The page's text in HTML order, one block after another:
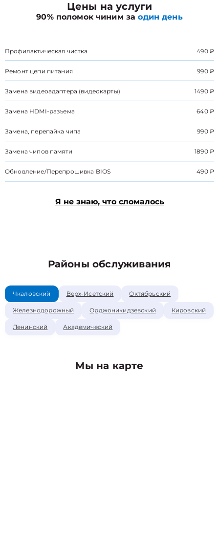
Цены на услуги
90% поломок чиним заодин день
Профилактическая чистка 490 ₽
Ремонт цепи питания 990 ₽
Замена видеоадаптера (видеокарты) 1490 ₽
Замена HDMI-разъема 640 ₽
Замена, перепайка чипа 990 ₽
Замена чипов памяти 1890 ₽
Обновление/Перепрошивка BIOS 490 ₽
Я не знаю, что сломалось
Районы обслуживания
Чкаловский Верх-Исетский Октябрьский
Железнодорожный Орджоникидзевский Кировский
Ленинский Академический
Мы на карте